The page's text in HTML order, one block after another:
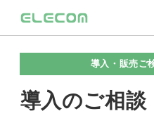
導入・販売ご
導入のご相談